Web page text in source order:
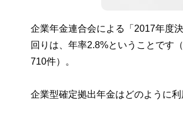
企業年金連合会による「2017年度
回りは、年率2.8%ということです
710件）。
企業型確定拠出年金はどのように